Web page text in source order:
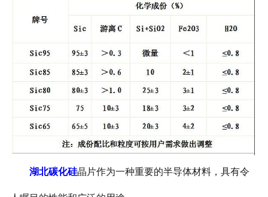
湖北碳化硅晶片作为一种重要的半导体材料，具有令